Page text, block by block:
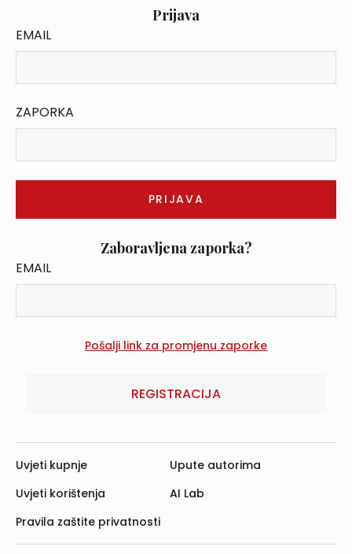
Prijava
EMAIL
ZAPORKA
Zaboravljena zaporka?
EMAIL
REGISTRACIJA
Uvjeti kupnje
Uvjeti korištenja
Pravila zaštite privatnosti
Upute autorima
AI Lab